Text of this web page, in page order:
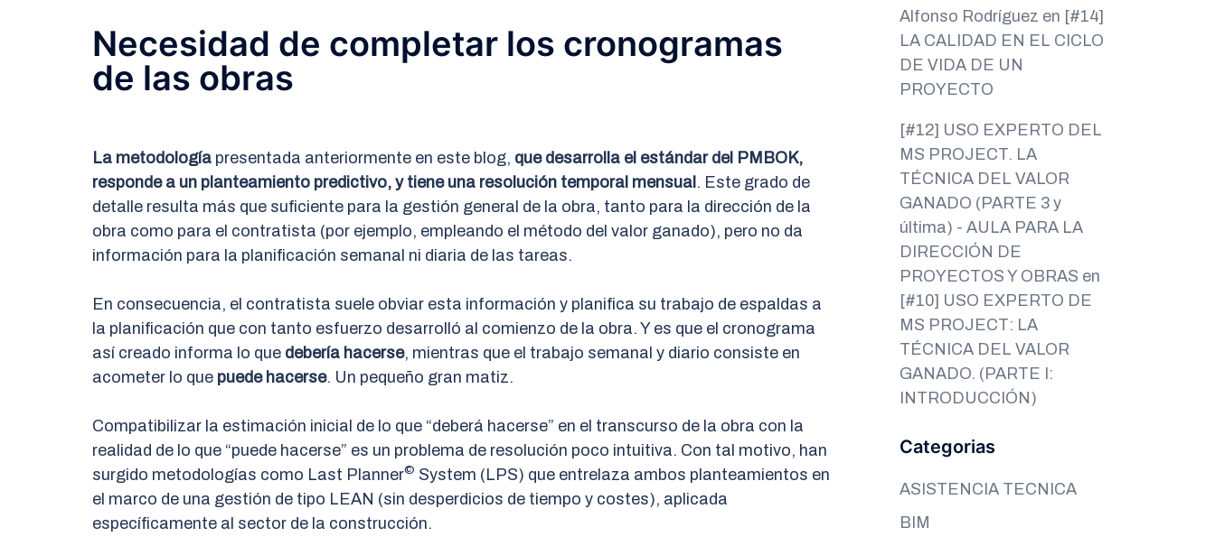
Necesidad de completar los cronogramas
de las obras
La metodología presentada anteriormente en este blog, que desarrolla el estándar del PMBOK,
responde a un planteamiento predictivo, y tiene una resolución temporal mensual. Este grado de
detalle resulta más que suficiente para la gestión general de la obra, tanto para la dirección de la
obra como para el contratista (por ejemplo, empleando el método del valor ganado), pero no da
información para la planificación semanal ni diaria de las tareas.
En consecuencia, el contratista suele obviar esta información y planifica su trabajo de espaldas a
la planificación que con tanto esfuerzo desarrolló al comienzo de la obra. Y es que el cronograma
así creado informa lo que debería hacerse, mientras que el trabajo semanal y diario consiste en
acometer lo que puede hacerse. Un pequeño gran matiz.
Compatibilizar la estimación inicial de lo que “deberá hacerse” en el transcurso de la obra con la
realidad de lo que “puede hacerse” es un problema de resolución poco intuitiva. Con tal motivo, han
surgido metodologías como Last Planner© System (LPS) que entrelaza ambos planteamientos en
el marco de una gestión de tipo LEAN (sin desperdicios de tiempo y costes), aplicada
específicamente al sector de la construcción.
Alfonso Rodríguez en [#14]
LA CALIDAD EN EL CICLO
DE VIDA DE UN
PROYECTO
[#12] USO EXPERTO DEL
MS PROJECT. LA
TÉCNICA DEL VALOR
GANADO (PARTE 3 y
última) - AULA PARA LA
DIRECCIÓN DE
PROYECTOS Y OBRAS en
[#10] USO EXPERTO DE
MS PROJECT: LA
TÉCNICA DEL VALOR
GANADO. (PARTE I:
INTRODUCCIÓN)
Categorias
ASISTENCIA TECNICA
BIM